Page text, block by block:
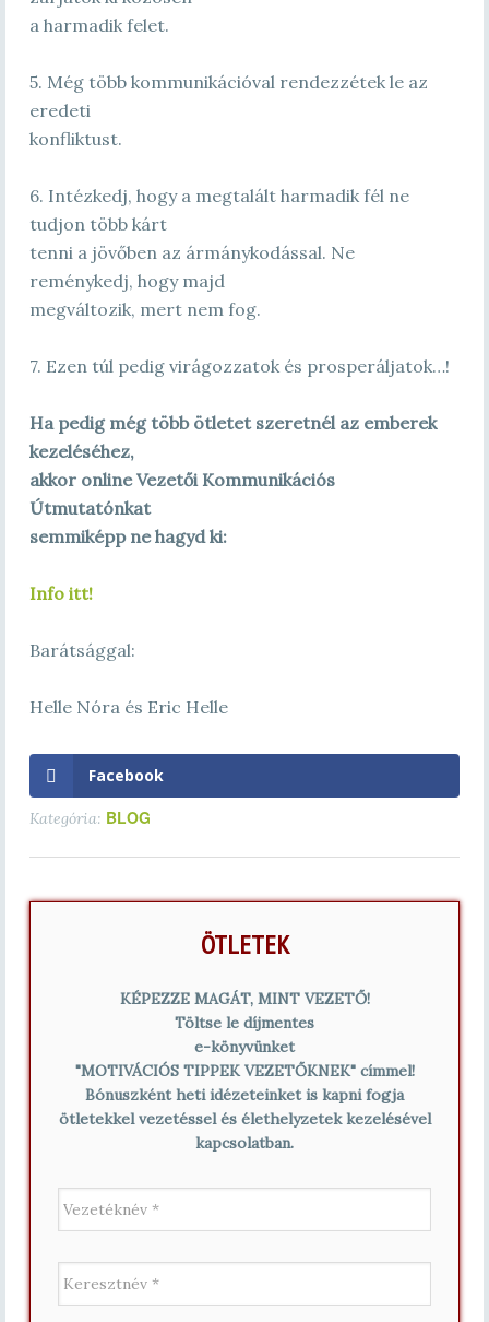
a harmadik felet.
5. Még több kommunikációval rendezzétek le az
eredeti
konfliktust.
6. Intézkedj, hogy a megtalált harmadik fél ne
tudjon több kárt
tenni a jövőben az ármánykodással. Ne
reménykedj, hogy majd
megváltozik, mert nem fog.
7. Ezen túl pedig virágozzatok és prosperáljatok…!
Ha pedig még több ötletet szeretnél az emberek
kezeléséhez,
akkor online Vezetői Kommunikációs
Útmutatónkat
semmiképp ne hagyd ki:
Info itt!
Barátsággal:
Helle Nóra és Eric Helle
Facebook
Kategória: BLOG
ÖTLETEK
KÉPEZZE MAGÁT, MINT VEZETŐ!
Töltse le díjmentes
e-könyvünket
"MOTIVÁCIÓS TIPPEK VEZETŐKNEK" címmel!
Bónuszként heti idézeteinket is kapni fogja
ötletekkel vezetéssel és élethelyzetek kezelésével
kapcsolatban.
V
e
t
é
k
K
e